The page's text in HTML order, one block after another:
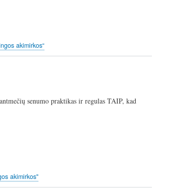
akimirkos“
senumo praktikas ir regulas TAIP, kad
akimirkos"